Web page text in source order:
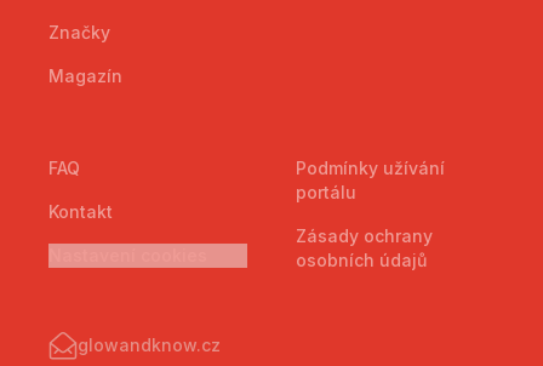
Značky
Magazín
FAQ
Kontakt
Podmínky užívání
portálu
Zásady ochrany
osobních údajů
glowandknow.cz